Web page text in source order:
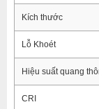
Kích thước
Lỗ Khoét
Hiệu suất quang
CRI